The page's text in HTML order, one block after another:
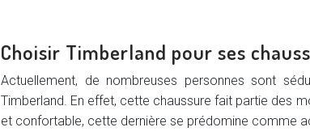
Choisir Timberland pour ses
Actuellement, de nombreuses personnes sont
Timberland. En effet, cette chaussure fait partie des
et confortable, cette dernière se prédomine comme